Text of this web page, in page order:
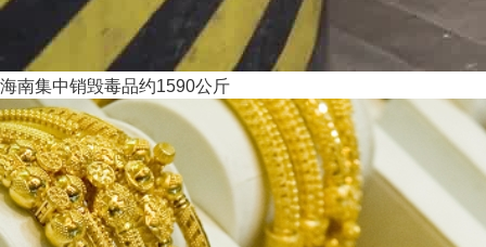
海南集中销毁毒品约1590公斤